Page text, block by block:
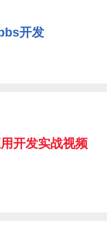
开发
开发实战视频